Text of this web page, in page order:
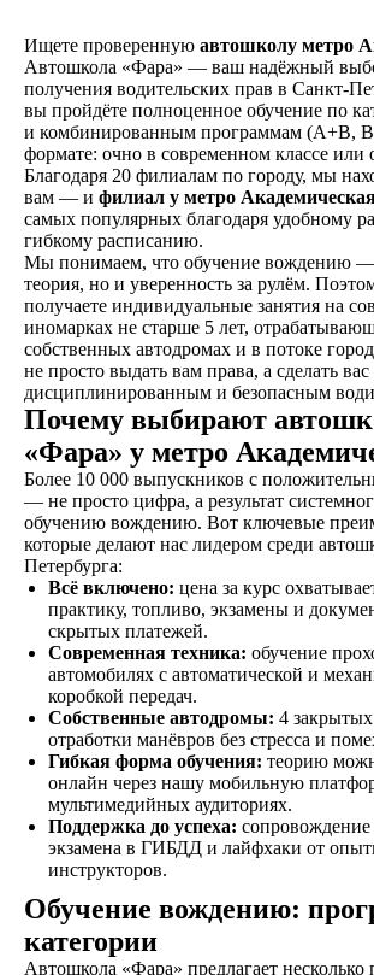
Ищете проверенную автошколу метро
Автошкола «Фара» — ваш надёжный
получения водительских прав в Санкт-
вы пройдёте полноценное обучение по
и комбинированным программам (A+B,
формате: очно в современном классе или
Благодаря 20 филиалам по городу, мы
вам — и филиал у метро
самых популярных благодаря удобному
гибкому расписанию.
Мы понимаем, что обучение вождению —
теория, но и уверенность за рулём.
получаете индивидуальные занятия на
иномарках не старше 5 лет,
собственных автодромах и в потоке
не просто выдать вам права, а сделать
дисциплинированным и безопасным
Почему выбирают
«Фара» у метро
Более 10 000 выпускников с
— не просто цифра, а результат
обучению вождению. Вот ключевые
которые делают нас лидером среди
Петербурга:
Всё включено: цена за курс
практику, топливо, экзамены и
скрытых платежей.
Современная техника: обучение
автомобилях с автоматической и
коробкой передач.
Собственные автодромы: 4
отработки манёвров без стресса и
Гибкая форма обучения: теорию
онлайн через нашу мобильную
мультимедийных аудиториях.
Поддержка до успеха: сопровождение
экзамена в ГИБДД и лайфхаки от
инструкторов.
Обучение вождению:
категории
Автошкола «Фара» предлагает несколько
Оставляете заявку на
сайте, по телефону, в
мессенджерах или
наших социальных
сетях
Знакомство
Заключаете договор и
оплачиваете первый
этап от стоимости
обучения в рассрочку
Договор
Проходите
теоретический и
практический курс,
продолжительностью
от 1,5 месяцев, в
зависимости от
категории
транспортного
Обучение
Как проходит обучение
Экзамен